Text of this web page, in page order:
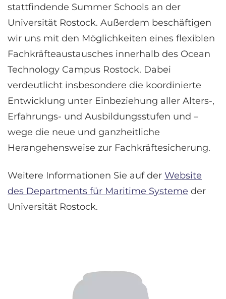
stattfindende Summer Schools an der
Universität Rostock. Außerdem beschäftigen
wir uns mit den Möglichkeiten eines flexiblen
Fachkräfteaustausches innerhalb des Ocean
Technology Campus Rostock. Dabei
verdeutlicht insbesondere die koordinierte
Entwicklung unter Einbeziehung aller Alters-,
Erfahrungs- und Ausbildungsstufen und –
wege die neue und ganzheitliche
Herangehensweise zur Fachkräftesicherung.
Weitere Informationen Sie auf der Website
des Departments für Maritime Systeme der
Universität Rostock.